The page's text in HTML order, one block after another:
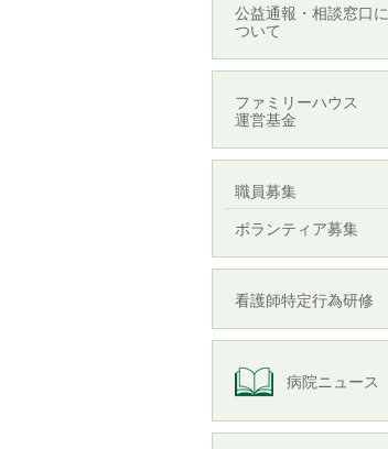
公益通報・相談窓口に
ついて
ファミリーハウス
運営基金
職員募集
ボランティア募集
看護師特定行為研修
病院ニュース